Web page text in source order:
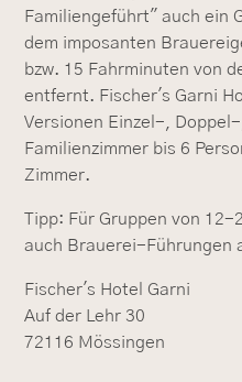
Familiengeführt" auch ein
dem imposanten
bzw. 15 Fahrminuten von
entfernt. Fischer's Garni
Versionen Einzel-,
Familienzimmer bis 6
Zimmer.
Tipp: Für Gruppen von
auch Brauerei-Führungen
Fischer's Hotel Garni
Auf der Lehr 30
72116 Mössingen